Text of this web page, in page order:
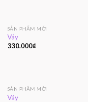
SẢN PHẨM MỚI
Váy
330.000₫
SẢN PHẨM MỚI
Váy